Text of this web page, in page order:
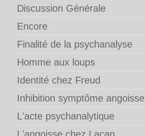
Discussion Générale
Encore
Finalité de la psychanalyse
Homme aux loups
Identité chez Freud
Inhibition symptôme angoisse
L'acte psychanalytique
L'angoisse chez Lacan